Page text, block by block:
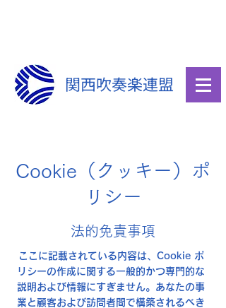
関西吹奏楽連盟
Cookie（クッキー）ポ
リシー
法的免責事項
ここに記載されている内容は、Cookie ポ
リシーの作成に関する一般的かつ専門的な
説明および情報にすぎません。あなたの事
業と顧客および訪問者間で構築されるべき